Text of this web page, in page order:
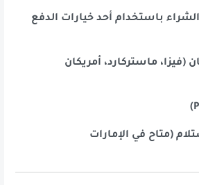
باستخدام أحد خيارات الدفع
(فيزا، ماستركارد، أمريكان
(متاح في الإمارات